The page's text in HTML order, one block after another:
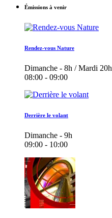
Émissions à venir
Rendez-vous Nature
Dimanche - 8h / Mardi 20h
08:00 - 09:00
Derrière le volant
Dimanche - 9h
09:00 - 10:00